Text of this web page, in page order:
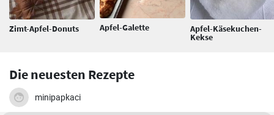
Zimt-Apfel-Donuts Apfel-Galette Apfel-Käsekuchen-
Kekse
Die neuesten Rezepte
minipapkaci